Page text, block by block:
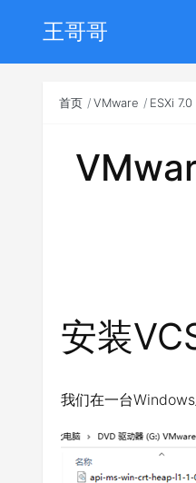
王哥哥
首页 VMware ESXi 7.0
安装
我们在一台